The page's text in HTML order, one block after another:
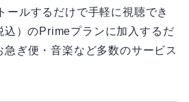
ールするだけで手軽に視聴でき
込）のPrimeプランに加入するだ
ぎ便・音楽など多数のサービス